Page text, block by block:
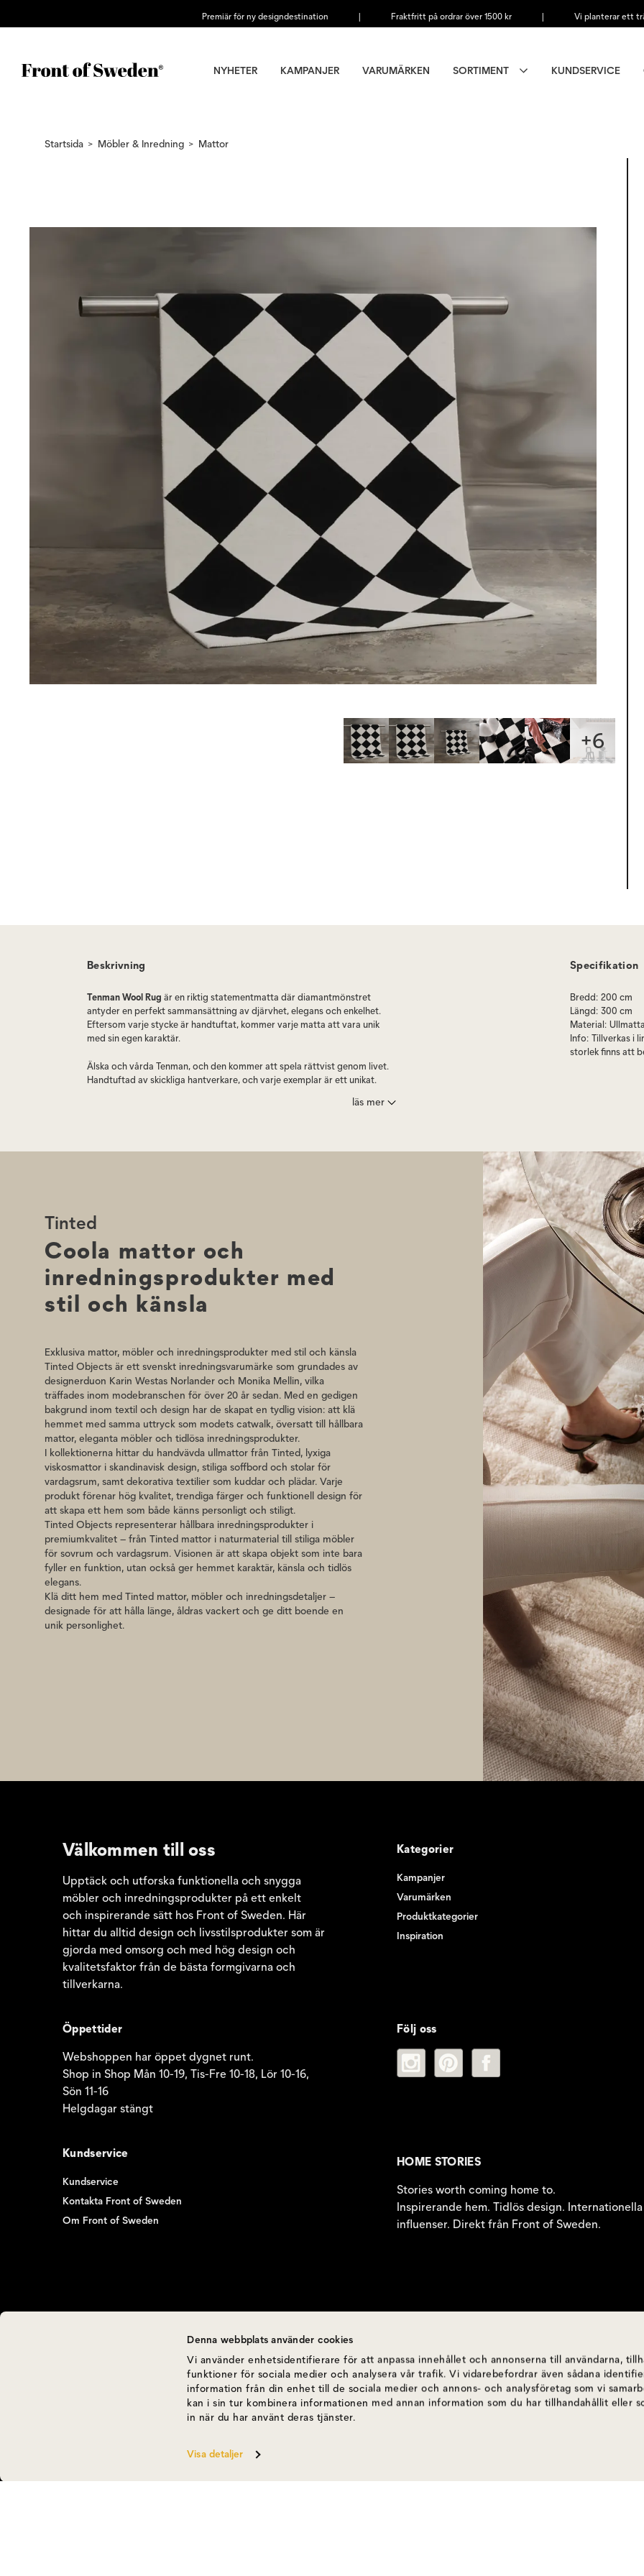
Denna webbplats använder cookies
Vi använder enhetsidentifierare för att anpassa innehållet och annonserna till användarna,
funktioner för sociala medier och analysera vår trafik. Vi vidarebefordrar även sådana
information från din enhet till de sociala medier och annons- och analysföretag som vi
kan i sin tur kombinera informationen med annan information som du har tillhandahållit eller
in när du har använt deras tjänster.
Visa detaljer
Premiär för ny designdestination | Fraktfritt på ordrar över 1500 kr | Vi planterar ett
NYHETER KAMPANJER VARUMÄRKEN SORTIMENT KUNDSERVICE
Startsida Möbler & Inredning Mattor
+6
Beskrivning
Tenman Wool Rug är en riktig statementmatta där diamantmönstret
antyder en perfekt sammansättning av djärvhet, elegans och enkelhet.
Eftersom varje stycke är handtuftat, kommer varje matta att vara unik
med sin egen karaktär.
Älska och vårda Tenman, och den kommer att spela rättvist genom livet.
Handtuftad av skickliga hantverkare, och varje exemplar är ett unikat.
Kung, drottning, löpare eller bonde? Det spelar ingen roll, du kan göra
tillgängliga för köp.
Skötselinstruktioner: Endast punktrengöring, dammsug försiktigt,
behandla din matta med kärlek och respekt. Denna matta är tillverkad av
ull, vilket gör den mycket hållbar och naturligt smutsavvisande. Eftersom
ull är ett naturmaterial kan din matta fälla överskottsfibrer. Din matta
kommer att trivas på alla typer av ytor, inklusive golv med golvvärme.
Tillverkad i Delhi.
läs mer
Specifikation
Bredd: 200 cm
Längd: 300 cm
Material: Ullmatta
Info: Tillverkas i
storlek finns att
Tinted
Coola mattor och
inredningsprodukter med
stil och känsla
Exklusiva mattor, möbler och inredningsprodukter med stil och känsla
Tinted Objects är ett svenskt inredningsvarumärke som grundades av
designerduon Karin Westas Norlander och Monika Mellin, vilka
träffades inom modebranschen för över 20 år sedan. Med en gedigen
bakgrund inom textil och design har de skapat en tydlig vision: att klä
hemmet med samma uttryck som modets catwalk, översatt till hållbara
mattor, eleganta möbler och tidlösa inredningsprodukter.
I kollektionerna hittar du handvävda ullmattor från Tinted, lyxiga
viskosmattor i skandinavisk design, stiliga soffbord och stolar för
vardagsrum, samt dekorativa textilier som kuddar och plädar. Varje
produkt förenar hög kvalitet, trendiga färger och funktionell design för
att skapa ett hem som både känns personligt och stiligt.
Tinted Objects representerar hållbara inredningsprodukter i
premiumkvalitet – från Tinted mattor i naturmaterial till stiliga möbler
för sovrum och vardagsrum. Visionen är att skapa objekt som inte bara
fyller en funktion, utan också ger hemmet karaktär, känsla och tidlös
elegans.
Klä ditt hem med Tinted mattor, möbler och inredningsdetaljer –
designade för att hålla länge, åldras vackert och ge ditt boende en
unik personlighet.
Välkommen till oss
Upptäck och utforska funktionella och snygga
möbler och inredningsprodukter på ett enkelt
och inspirerande sätt hos Front of Sweden. Här
hittar du alltid design och livsstilsprodukter som är
gjorda med omsorg och med hög design och
kvalitetsfaktor från de bästa formgivarna och
tillverkarna.
Kategorier
Kampanjer
Varumärken
Produktkategorier
Inspiration
Öppettider
Webshoppen har öppet dygnet runt.
Shop in Shop Mån 10-19, Tis-Fre 10-18, Lör 10-16,
Sön 11-16
Helgdagar stängt
Följ oss
Kundservice
Kundservice
Kontakta Front of Sweden
Om Front of Sweden
HOME STORIES
Stories worth coming home to.
Inspirerande hem. Tidlös design. Internationella
influenser. Direkt från Front of Sweden.